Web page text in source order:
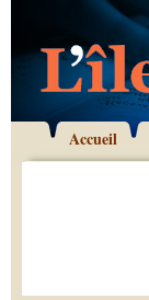
Accueil